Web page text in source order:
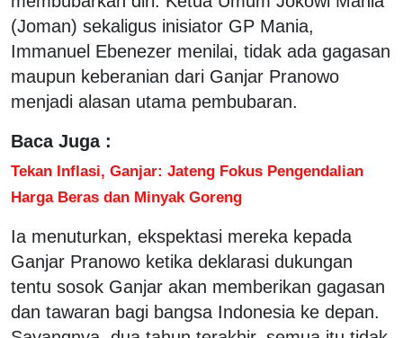
(Joman) sekaligus inisiator GP Mania,
Immanuel Ebenezer menilai, tidak ada gagasan
maupun keberanian dari Ganjar Pranowo
menjadi alasan utama pembubaran.
Baca Juga :
Tekan Inflasi, Ganjar: Jateng Fokus Pengendalian
Harga Beras dan Minyak Goreng
Ia menuturkan, ekspektasi mereka kepada
Ganjar Pranowo ketika deklarasi dukungan
tentu sosok Ganjar akan memberikan gagasan
dan tawaran bagi bangsa Indonesia ke depan.